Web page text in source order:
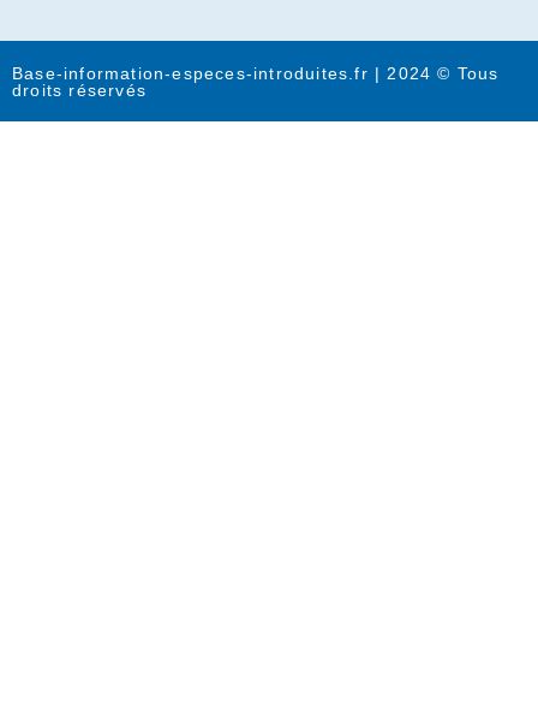
Base-information-especes-introduites.fr | 2024 © Tous
droits réservés